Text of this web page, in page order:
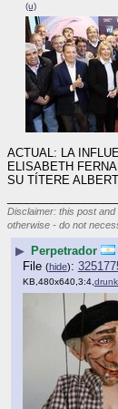
(u)
ACTUAL: LA
ELISABETH
SU TÍTERE
Disclaimer: this post
otherwise - do not
▶ Perpetrador
File (hide):
KB,480x640,3:4,